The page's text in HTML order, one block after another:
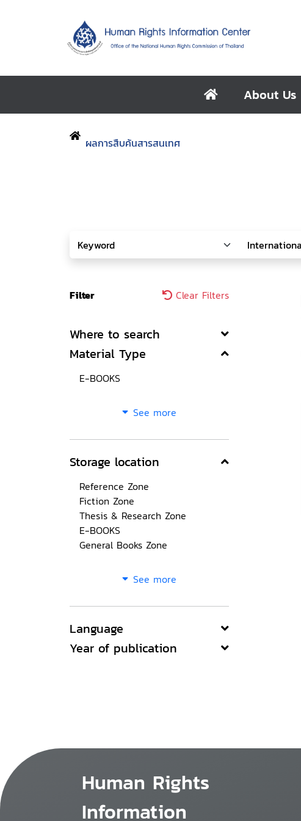
About Us
ผลการสืบค้นสารสนเทศ
Filter Clear Filters
Where to search
Material Type
E-BOOKS
See more
Storage location
Reference Zone
Fiction Zone
Thesis & Research Zone
E-BOOKS
General Books Zone
See more
Language
Year of publication
Human Rights
Information